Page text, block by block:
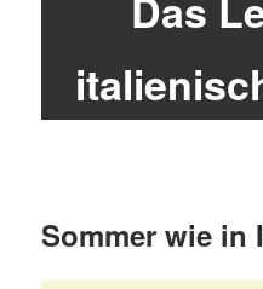
Sommer wie in